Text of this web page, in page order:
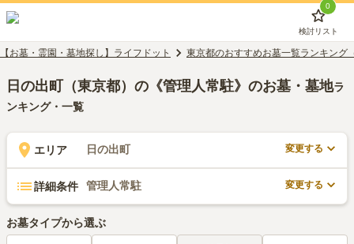
0
検討リスト
【お墓・霊園・墓地探し】ライフドット 東京都のおすすめお墓一覧ランキング
日の出町（東京都）の《管理人常駐》のお墓・墓地ラ
ンキング・一覧
エリア 日の出町 変更する
詳細条件 管理人常駐 変更する
お墓タイプから選ぶ